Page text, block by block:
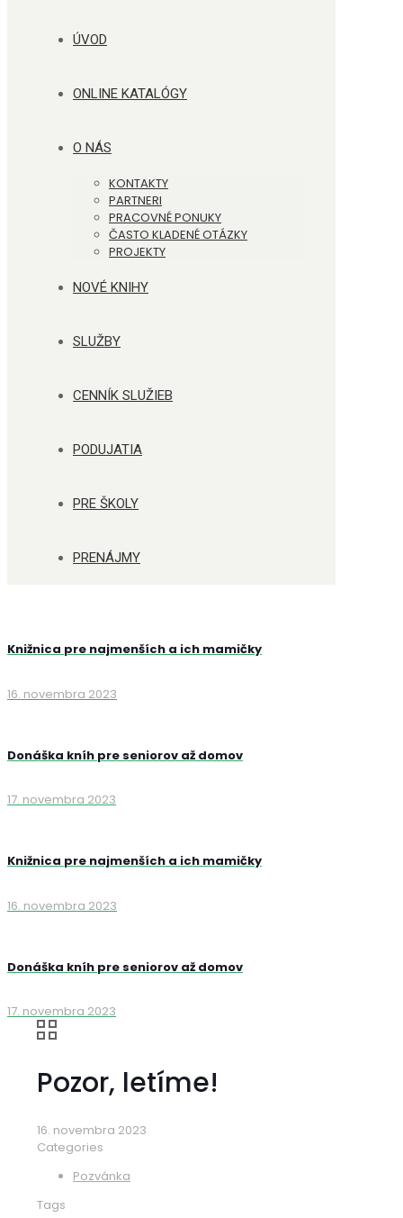
ÚVOD
ONLINE KATALÓGY
O NÁS
KONTAKTY
PARTNERI
PRACOVNÉ PONUKY
ČASTO KLADENÉ OTÁZKY
PROJEKTY
NOVÉ KNIHY
SLUŽBY
CENNÍK SLUŽIEB
PODUJATIA
PRE ŠKOLY
PRENÁJMY
Knižnica pre najmenších a ich mamičky
16. novembra 2023
Donáška kníh pre seniorov až domov
17. novembra 2023
Knižnica pre najmenších a ich mamičky
16. novembra 2023
Donáška kníh pre seniorov až domov
17. novembra 2023
Pozor, letíme!
16. novembra 2023
Categories
Pozvánka
Tags